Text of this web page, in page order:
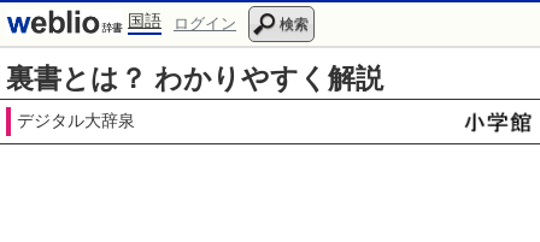
国語 ログイン 検索
裏書とは？ わかりやすく解説
デジタル大辞泉